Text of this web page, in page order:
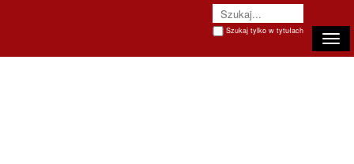
Szukaj tylko w tytułach